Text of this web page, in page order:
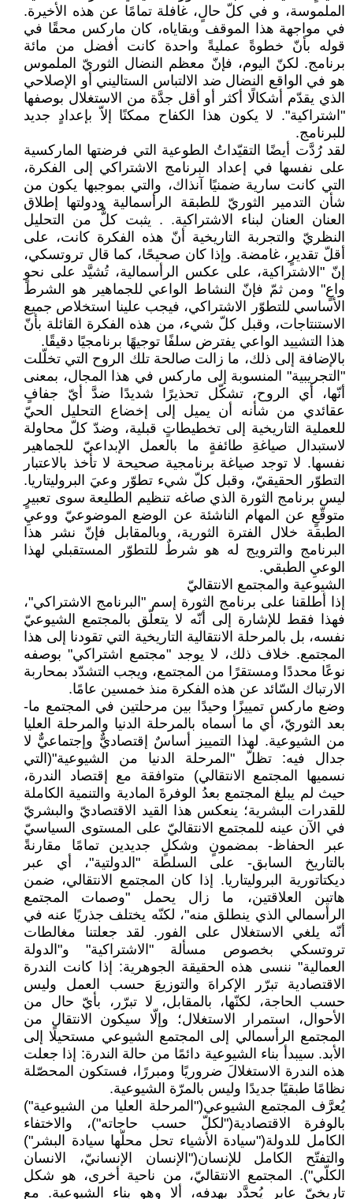
الملموسة، و في كلّ حالٍ، غافلة تمامًا عن هذه الأخيرة.
في مواجهة هذا الموقف وبقاياه، ‏كان ماركس محقًا في
قوله بأنّ خطوةً عمليةً واحدة كانت أفضل من مائة
برنامج. لكنّ اليوم، فإنّ معظم ‏النضال الثوريّ الملموس
هو في الواقع النضال ضد الالتباس الستاليني أو الإصلاحي
الذي يقدّم أشكالًا ‏أكثر أو أقل جدَّة من الاستغلال بوصفها
"اشتراكية". لا يكون هذا الكفاح ممكنًا إلاّ بإعدادٍ جديد
للبرنامج.‏
لقد رُدَّت أيضًا التقيّداتُ الطوعية التي فرضتها الماركسية
على نفسها في إعداد البرنامج الاشتراكي إلى ‏الفكرة،
التي كانت سارية ضمنيًا آنذاك، والتي بموجبها يكون من
شأن التدمير الثوريّ للطبقة الرأسمالية ‏ودولتها إطلاق
العنان العنان لبناء الاشتراكية. . يثبت كلٌّ من التحليل
النظريّ والتجربة التاريخية أنّ هذه ‏الفكرة كانت، على
أقلّ تقديرٍ، غامضة. وإذا كان صحيحًا، كما قال تروتسكي،
إنّ "الاشتراكية، على عكس ‏الرأسمالية، تُشيَّد على نحوٍ
واعٍ" ومن ثمّ فإنّ النشاط الواعي للجماهير هو الشرط
الأساسي للتطوّر ‏الاشتراكي، فيجب علينا استخلاص جميع
الاستنتاجات، وقبل كلّ شيء، من هذه الفكرة القائلة بأنّ
هذا ‏التشييد الواعي يفترض سلفًا توجيهًا برنامجيًا دقيقًا.‏
بالإضافة إلى ذلك، ما زالت صالحة تلك الروح التي تخلّلت
"التجريبية" المنسوبة إلى ماركس في هذا ‏المجال، بمعنى
أنّها، أي الروح، تشكّل تحذيرًا شديدًا ضدَّ أيّ جفافٍ
عقائدي من شأنه أن يميل إلى ‏إخضاع التحليل الحيّ
للعملية التاريخية إلى تخطيطاتٍ قبلية، وضدّ كلّ محاولة
لاستبدال صياغةِ طائفةٍ ‏ما بالعمل الإبداعيّ للجماهير
نفسها. لا توجد صياغة برنامجية صحيحة لا تأخذ بالاعتبار
التطوّر ‏الحقيقيّ، وقبل كلّ شيء تطوّر وعيَ البروليتاريا.
ليس برنامج الثورة الذي صاغه تنظيم الطليعة سوى ‏تعبيرٍ
متوقّعٍ عن المهام الناشئة عن الوضع الموضوعيّ ووعيِ
الطبقة خلال الفترة الثورية، وبالمقابل فإنّ ‏نشر هذا
البرنامج والترويج له هو شرطٌ للتطوّر المستقبلي لهذا
الوعيِ الطبقي.‏
الشيوعية والمجتمع الانتقاليّ
إذا أطلقنا على برنامج الثورة إسم "البرنامج الاشتراكي"،
فهذا فقط للإشارة إلى أنّه لا يتعلّق بالمجتمع ‏الشيوعيّ
نفسه، بل بالمرحلة الانتقالية التاريخية التي تقودنا إلى هذا
المجتمع. خلاف ذلك، لا يوجد ‏‏"مجتمع اشتراكي" بوصفه
نوعًا محددًا ومستقرًا من المجتمع، ويجب التشدّد بمحاربة
الارتباك السّائد عن ‏هذه الفكرة منذ خمسين عامًا.‏
وضع ماركس تمييزًا وحيدًا بين مرحلتين في المجتمع ما-
بعد الثوريّ، أي ما أسماه بالمرحلة الدنيا والمرحلة ‏العليا
من الشيوعية. لهذا التمييز أساسٌ إقتصاديٌّ وإجتماعيٌّ لا
جدال فيه: تظلّ "المرحلة الدنيا من ‏الشيوعية"(التي
نسميها المجتمع الانتقالي) متوافقة مع إقتصاد الندرة،
حيث لم يبلغ المجتمع بعدُ الوفرةَ ‏المادية والتنمية الكاملة
للقدرات البشرية؛ ينعكس هذا القيد الاقتصاديّ والبشريّ
في الآن عينه للمجتمع ‏الانتقاليّ على المستوى السياسيّ
عبر الحفاظ- بمضمونٍ وشكلٍ جديدين تمامًا مقارنةً
بالتاريخ السابق- ‏على السلطة "الدولتية"، أي عبر
ديكتاتورية البروليتاريا. إذا كان المجتمع الانتقالي، ضمن
هاتين ‏العلاقتين، ما زال يحمل "وصمات المجتمع
الرأسمالي الذي ينطلق منه"، لكنّه يختلف جذريًا عنه في
أنّه ‏يلغي الاستغلال على الفور. لقد جعلتنا مغالطات
تروتسكي بخصوص مسألة "الاشتراكية" و"الدولة
‏العمالية" ننسى هذه الحقيقة الجوهرية: إذا كانت الندرة
الاقتصادية تبرّر الإكراهَ والتوزيعَ حسب العمل وليس
‏حسب الحاجة، لكنّها، بالمقابل، لا تبرّر، بأيّ حال من
الأحوال، استمرار الاستغلال؛ وإلّا سيكون الانتقال ‏من
المجتمع الرأسمالي إلى المجتمع الشيوعي مستحيلًا إلى
الأبد. سيبدأ بناء الشيوعية دائمًا من حالة ‏الندرة: إذا جعلت
هذه الندرة الاستغلالَ ضروريًا ومبررًا، فستكون المحصّلة
نظامًا طبقيًا جديدًا وليس بالمرّة ‏الشيوعية.‏
يُعرَّف المجتمع الشيوعي("المرحلة العليا من الشيوعية")
بالوفرة الاقتصادية("لكلّ حسب حاجاته")، والاختفاء
‏الكامل للدولة("سيادة الأشياء تحل محلّها سيادة البشر")
والتفتّح الكامل للإنسان("الإنسان الإنسانيّ، ‏الانسان
الكلّي"). المجتمع الانتقاليّ، من ناحية أخرى، هو شكل
تاريخيّ عابر يُحدَّد بهدفه، ألا وهو بناء ‏الشيوعية. مع